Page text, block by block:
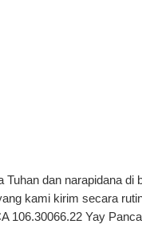
dan narapidana di
kami kirim secara
106.30066.22 Yay